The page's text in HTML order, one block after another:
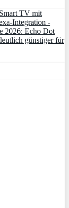
TV mit
-
2026: Echo Dot
günstiger für